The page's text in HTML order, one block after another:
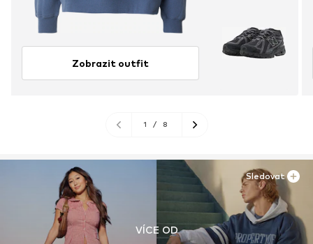
Zobrazit outfit
1 / 8
VÍCE OD
Sledovat